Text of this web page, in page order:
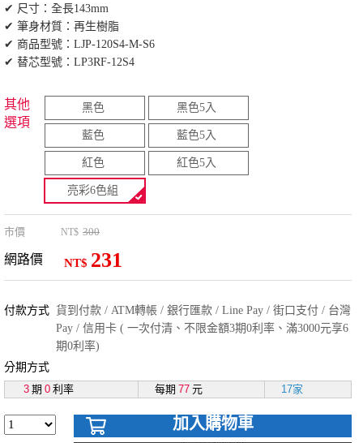
✔ 尺寸：全長143mm
✔ 筆身材質：再生樹脂
✔ 商品型號：LJP-120S4-M-S6
✔ 替芯型號：LP3RF-12S4
其他
選項
黑色 黑色5入
藍色 藍色5入
紅色 紅色5入
亮彩6色組
市價 NT$ 300
網路價 NT$ 231
付款方式 貨到付款 / ATM轉帳 / 銀行匯款 / Line Pay / 街口支付 / 台灣
Pay / 信用卡 ( 一次付清、不限金額3期0利率、滿3000元享6
期0利率)
分期方式
3 期 0 利率 每期 77 元 17家
加入購物車